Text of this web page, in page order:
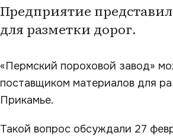
Предприятие
для разметки дорог.
«Пермский пороховой завод»
поставщиком материалов для
Прикамье.
Такой вопрос обсуждали 27